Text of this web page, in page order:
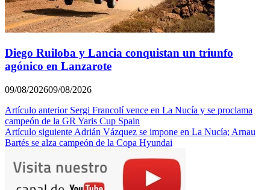
Diego Ruiloba y Lancia conquistan un triunfo
agónico en Lanzarote
09/08/202609/08/2026
Navegación
de
entradas
Artículo anterior Sergi Francolí vence en La Nucía y se proclama
campeón de la GR Yaris Cup Spain
Artículo siguiente Adrián Vázquez se impone en La Nucía; Arnau
Bartés se alza campeón de la Copa Hyundai